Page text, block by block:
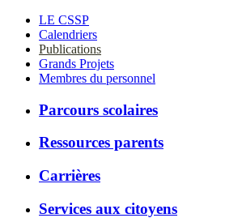
LE CSSP
Calendriers
Publications
Grands Projets
Membres du personnel
Parcours scolaires
Ressources parents
Carrières
Services aux citoyens